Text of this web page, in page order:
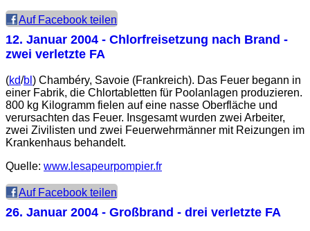
Auf Facebook teilen
12. Januar 2004 - Chlorfreisetzung nach Brand -
zwei verletzte FA
(kd/bl ) Chambéry, Savoie (Frankreich). Das Feuer begann in
einer Fabrik, die Chlortabletten für Poolanlagen produzieren.
800 kg Kilogramm fielen auf eine nasse Oberfläche und
verursachten das Feuer. Insgesamt wurden zwei Arbeiter,
zwei Zivilisten und zwei Feuerwehrmänner mit Reizungen im
Krankenhaus behandelt.
Quelle: www.lesapeurpompier.fr
Auf Facebook teilen
26. Januar 2004 - Großbrand - drei verletzte FA